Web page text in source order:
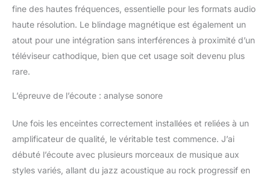
fine des hautes fréquences, essentielle pour les formats audio
haute résolution. Le blindage magnétique est également un
atout pour une intégration sans interférences à proximité d’un
téléviseur cathodique, bien que cet usage soit devenu plus
rare.
L’épreuve de l’écoute : analyse sonore
Une fois les enceintes correctement installées et reliées à un
amplificateur de qualité, le véritable test commence. J’ai
débuté l’écoute avec plusieurs morceaux de musique aux
styles variés, allant du jazz acoustique au rock progressif en